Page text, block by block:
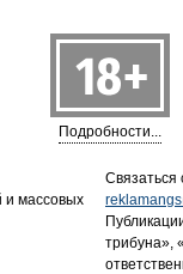
Подробности...
и массовых
Связаться
трибуна»,